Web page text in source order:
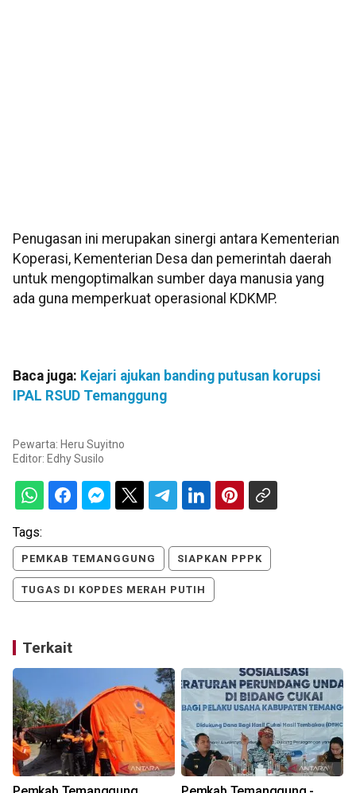
Penugasan ini merupakan sinergi antara Kementerian
Koperasi, Kementerian Desa dan pemerintah daerah
untuk mengoptimalkan sumber daya manusia yang
ada guna memperkuat operasional KDKMP.
Baca juga: Kejari ajukan banding putusan korupsi
IPAL RSUD Temanggung
Pewarta: Heru Suyitno
Editor: Edhy Susilo
Tags:
PEMKAB TEMANGGUNG SIAPKAN PPPK
TUGAS DI KOPDES MERAH PUTIH
Terkait